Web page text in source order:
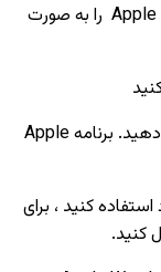
نکرد ، در مرحله بعدی همچنان می‌توانید Apple Watch را به صورت
Apple Watch و iPhone خود را در کنار هم قرار دهید. برنامه Apple
کنید ، برای
کنید.